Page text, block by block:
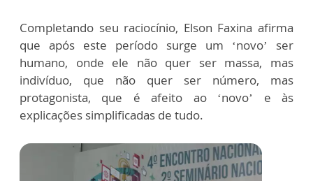
Completando seu raciocínio, Elson Faxina afirma
que após este período surge um ‘novo’ ser
humano, onde ele não quer ser massa, mas
indivíduo, que não quer ser número, mas
protagonista, que é afeito ao ‘novo’ e às
explicações simplificadas de tudo.